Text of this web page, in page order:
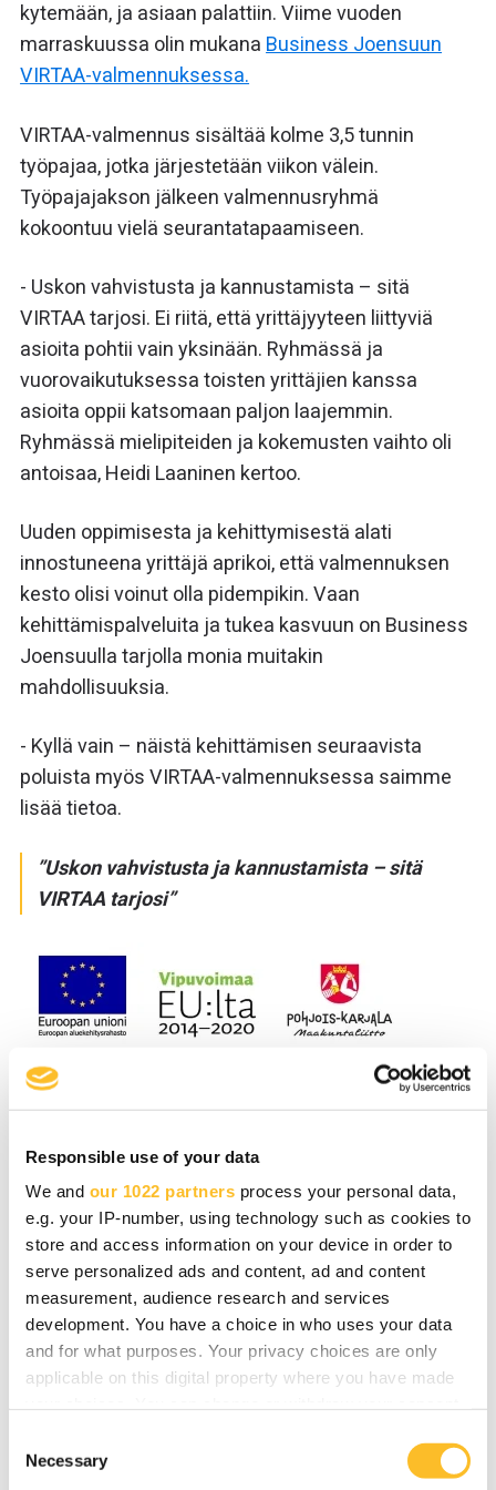
Responsible use of your data
We and our 1022 partners process your personal data,
e.g. your IP-number, using technology such as cookies to
store and access information on your device in order to
serve personalized ads and content, ad and content
measurement, audience research and services
development. You have a choice in who uses your data
and for what purposes. Your privacy choices are only
applicable on this digital property where you have made
the Privacy trigger icon.
Necessary
kytemään, ja asiaan palattiin. Viime vuoden
marraskuussa olin mukana Business Joensuun
VIRTAA-valmennuksessa.
VIRTAA-valmennus sisältää kolme 3,5 tunnin
työpajaa, jotka järjestetään viikon välein.
Työpajajakson jälkeen valmennusryhmä
kokoontuu vielä seurantatapaamiseen.
- Uskon vahvistusta ja kannustamista – sitä
VIRTAA tarjosi. Ei riitä, että yrittäjyyteen liittyviä
asioita pohtii vain yksinään. Ryhmässä ja
vuorovaikutuksessa toisten yrittäjien kanssa
asioita oppii katsomaan paljon laajemmin.
Ryhmässä mielipiteiden ja kokemusten vaihto oli
antoisaa, Heidi Laaninen kertoo.
Uuden oppimisesta ja kehittymisestä alati
innostuneena yrittäjä aprikoi, että valmennuksen
kesto olisi voinut olla pidempikin. Vaan
kehittämispalveluita ja tukea kasvuun on Business
Joensuulla tarjolla monia muitakin
mahdollisuuksia.
- Kyllä vain – näistä kehittämisen seuraavista
poluista myös VIRTAA-valmennuksessa saimme
lisää tietoa.
”Uskon vahvistusta ja kannustamista – sitä
VIRTAA tarjosi”
Teksti: Sirkka-Liisa Aaltonen/Viestintä Ässä Oy
Kasvuhakuiset PK-yritykset,Yritysuutiset,